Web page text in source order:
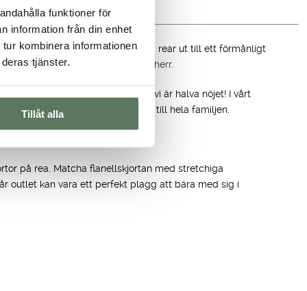
funktioner för
information från din enhet
kombinera informationen
tjänster.
Tillåt alla
från tidigare säsonger som vi rear ut till ett förmånligt
och friluftsjackor för
herr.
aktiviteter och tillfällen, tycker vi är halva nöjet! I vårt
på rea samt billiga
till hela familjen.
på rea. Matcha flanellskjortan med stretchiga
outlet kan vara ett perfekt plagg att bära med sig i